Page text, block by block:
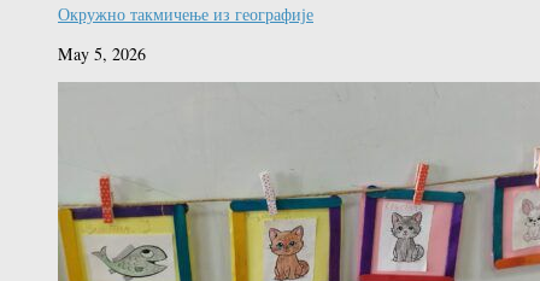
Окружно такмичење из географије
May 5, 2026